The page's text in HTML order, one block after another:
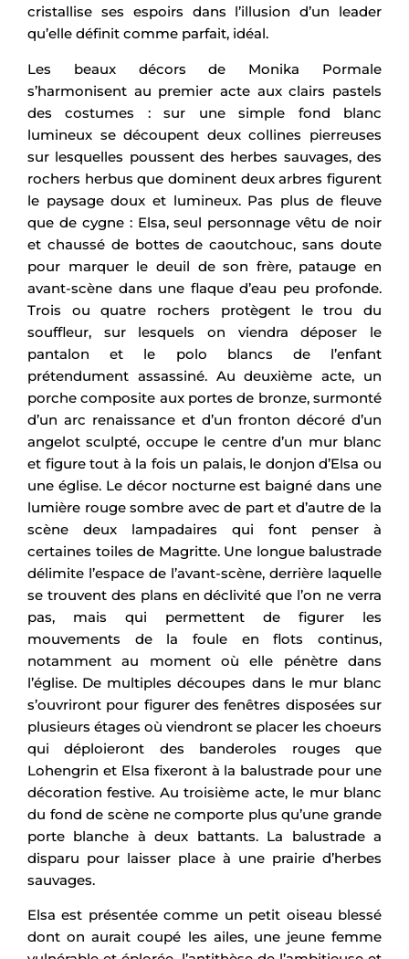
cristallise ses espoirs dans l’illusion d’un leader
qu’elle définit comme parfait, idéal.
Les beaux décors de Monika Pormale
s’harmonisent au premier acte aux clairs pastels
des costumes : sur une simple fond blanc
lumineux se découpent deux collines pierreuses
sur lesquelles poussent des herbes sauvages, des
rochers herbus que dominent deux arbres figurent
le paysage doux et lumineux. Pas plus de fleuve
que de cygne : Elsa, seul personnage vêtu de noir
et chaussé de bottes de caoutchouc, sans doute
pour marquer le deuil de son frère, patauge en
avant-scène dans une flaque d’eau peu profonde.
Trois ou quatre rochers protègent le trou du
souffleur, sur lesquels on viendra déposer le
pantalon et le polo blancs de l’enfant
prétendument assassiné. Au deuxième acte, un
porche composite aux portes de bronze, surmonté
d’un arc renaissance et d’un fronton décoré d’un
angelot sculpté, occupe le centre d’un mur blanc
et figure tout à la fois un palais, le donjon d’Elsa ou
une église. Le décor nocturne est baigné dans une
lumière rouge sombre avec de part et d’autre de la
scène deux lampadaires qui font penser à
certaines toiles de Magritte. Une longue balustrade
délimite l’espace de l’avant-scène, derrière laquelle
se trouvent des plans en déclivité que l’on ne verra
pas, mais qui permettent de figurer les
mouvements de la foule en flots continus,
notamment au moment où elle pénètre dans
l’église. De multiples découpes dans le mur blanc
s’ouvriront pour figurer des fenêtres disposées sur
plusieurs étages où viendront se placer les choeurs
qui déploieront des banderoles rouges que
Lohengrin et Elsa fixeront à la balustrade pour une
décoration festive. Au troisième acte, le mur blanc
du fond de scène ne comporte plus qu’une grande
porte blanche à deux battants. La balustrade a
disparu pour laisser place à une prairie d’herbes
sauvages.
Elsa est présentée comme un petit oiseau blessé
dont on aurait coupé les ailes, une jeune femme